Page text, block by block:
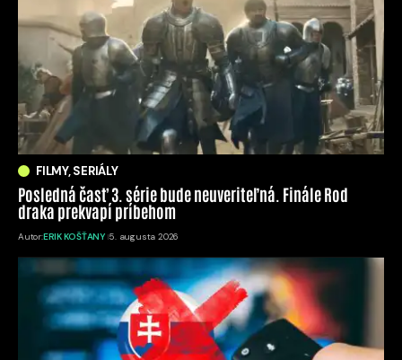
FILMY, SERIÁLY
Posledná časť 3. série bude neuveriteľná. Finále Rod
draka prekvapí príbehom
Autor:ERIK KOŠŤANY 5. augusta 2026